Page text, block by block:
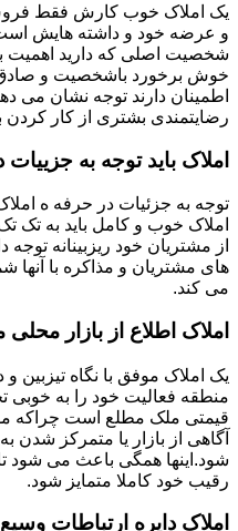
یک املاک خوب کارش فقط
و عرضه خود و داشته هایش
شخصیت اصلی که دارید اهمیت
خوش برخورد باشخصیت و صادق
اطمینان دارند توجه نشان می
رضایتمندی بشتری از کار کردن
املاک باید توجه به
توجه به جزئیات در حرفه ه
املاک خوب و کامل باید به تک
از مشتریان خود ریزبینانه
های مشتریان و مذاکره با آنها
می کند.
املاک اطلاع از بازار
یک املاک موفق با نگاه تیزبین
منطقه فعالیت خود را به خوبی
قیمتی ملک مطلع است چراکه
آگاهی از بازار یا متمرکز
شود.اینها همگی باعث می شود
رقیب خود کاملا متمایز شود.
املاک دایره ارتباطات